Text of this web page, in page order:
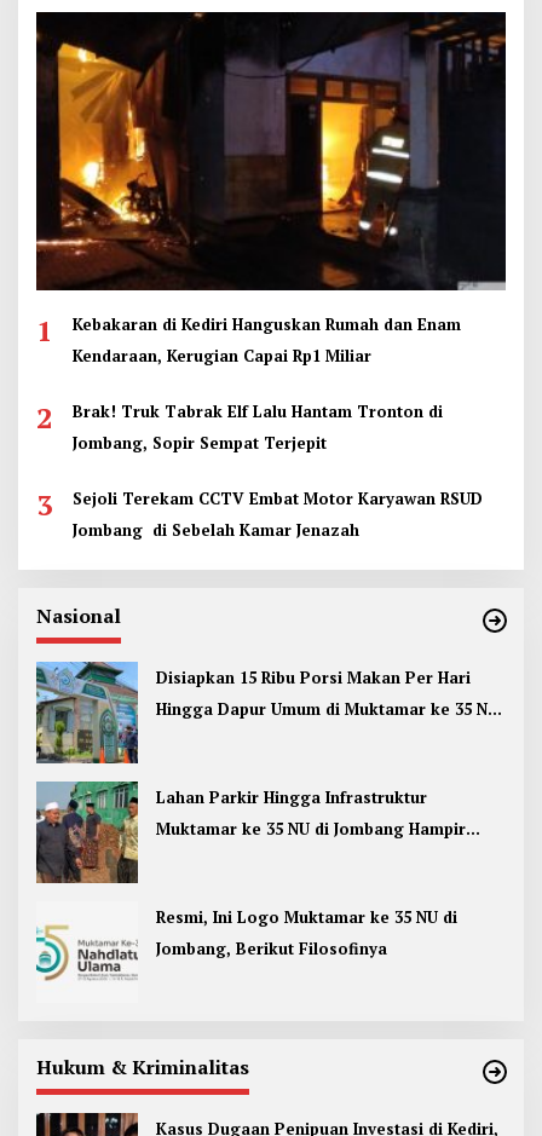
1
Kebakaran di Kediri Hanguskan Rumah dan Enam
Kendaraan, Kerugian Capai Rp1 Miliar
2
Brak! Truk Tabrak Elf Lalu Hantam Tronton di
Jombang, Sopir Sempat Terjepit
3
Sejoli Terekam CCTV Embat Motor Karyawan RSUD
Jombang di Sebelah Kamar Jenazah
Nasional
Disiapkan 15 Ribu Porsi Makan Per Hari
Hingga Dapur Umum di Muktamar ke 35 NU
Lahan Parkir Hingga Infrastruktur
Muktamar ke 35 NU di Jombang Hampir
Resmi, Ini Logo Muktamar ke 35 NU di
Jombang, Berikut Filosofinya
Hukum & Kriminalitas
Kasus Dugaan Penipuan Investasi di Kediri,